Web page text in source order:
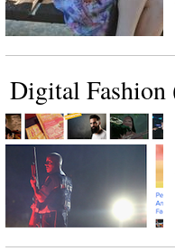
Digital Fashion